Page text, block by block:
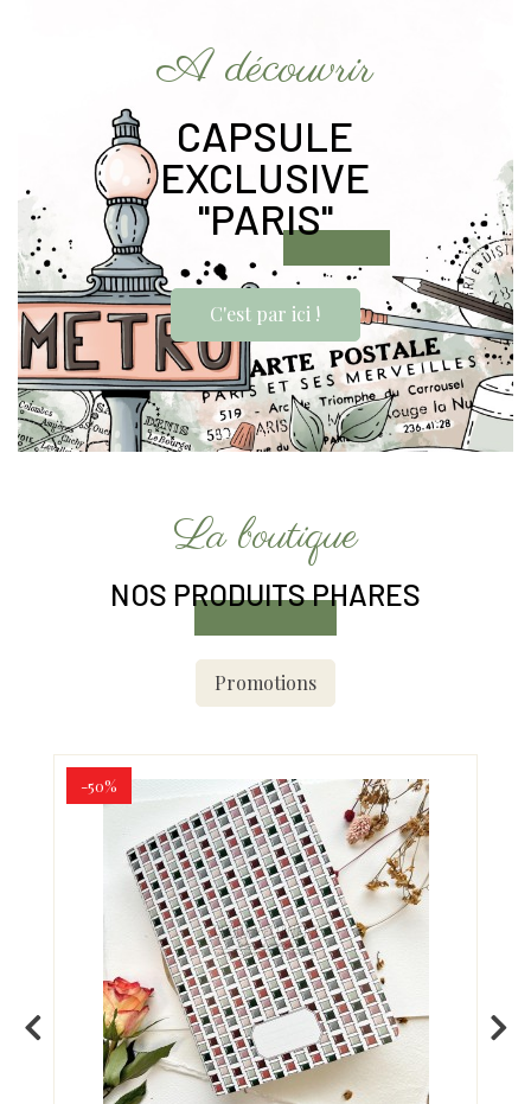
A découvrir
CAPSULE
EXCLUSIVE
"PARIS"
C'est par ici !
La boutique
NOS PRODUITS PHARES
Promotions
-50%